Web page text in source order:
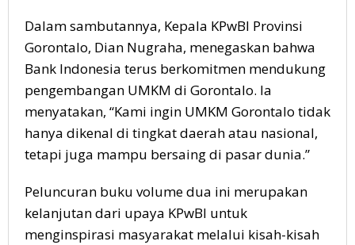
Dalam sambutannya, Kepala KPwBI Provinsi
Gorontalo, Dian Nugraha, menegaskan bahwa
Bank Indonesia terus berkomitmen mendukung
pengembangan UMKM di Gorontalo. Ia
menyatakan, “Kami ingin UMKM Gorontalo tidak
hanya dikenal di tingkat daerah atau nasional,
tetapi juga mampu bersaing di pasar dunia.”
Peluncuran buku volume dua ini merupakan
kelanjutan dari upaya KPwBI untuk
menginspirasi masyarakat melalui kisah-kisah